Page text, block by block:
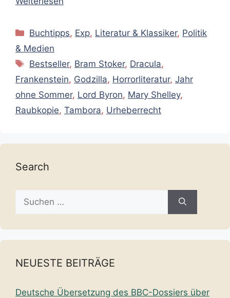
Kategorien
Buchtipps, Exp, Literatur & Klassiker, Politik
& Medien
Schlagwörter
Bestseller, Bram Stoker, Dracula,
Frankenstein, Godzilla, Horrorliteratur, Jahr
ohne Sommer, Lord Byron, Mary Shelley,
Raubkopie, Tambora, Urheberrecht
Search
nach:
NEUESTE BEITRÄGE
Deutsche Übersetzung des BBC-Dossiers über